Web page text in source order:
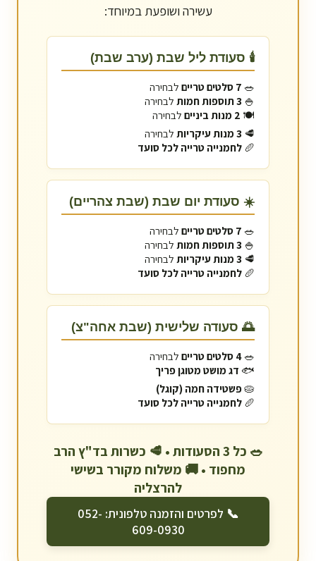
עשירה ושופעת במיוחד:
🕯️ סעודת ליל שבת (ערב שבת)
🥗 7 סלטים טריים
לבחירה
🍚 3 תוספות חמות
לבחירה
🍽️ 2 מנות ביניים
לבחירה
🥩 3 מנות עיקריות
לבחירה
🥖 לחמנייה טרייה לכל סועד
☀️ סעודת יום שבת (שבת צהריים)
🥗 7 סלטים טריים
לבחירה
🍚 3 תוספות חמות
לבחירה
🥩 3 מנות עיקריות
לבחירה
🥖 לחמנייה טרייה לכל סועד
🌅 סעודה שלישית (שבת אחה"צ)
🥗 4 סלטים טריים
לבחירה
🐟 דג מושט מטוגן פריך
🥧פשטידה חמה (קוגל)
🥖 לחמנייה טרייה לכל סועד
🥗 כל 3 הסעודות • 🥩 כשרות בד"ץ הרב
מחפוד • 🚚 משלוח מקורר בשישי
להרצליה
📞 לפרטים והזמנה טלפונית: 052-
609-0930